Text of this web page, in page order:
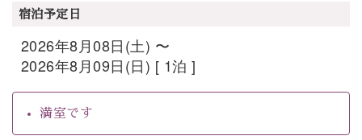
宿泊予定日
2026年8月08日(土) 〜
2026年8月09日(日) [ 1泊 ]
満室です